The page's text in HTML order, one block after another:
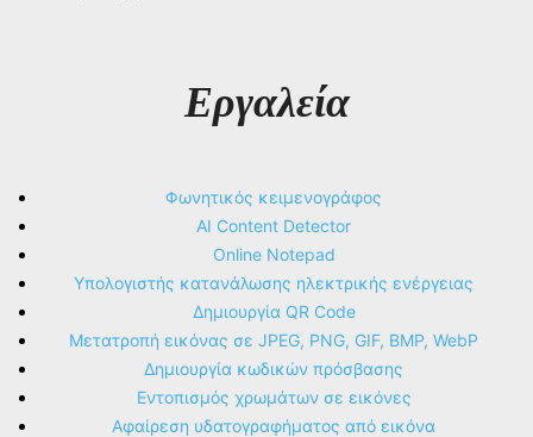
Εργαλεία
Φωνητικός κειμενογράφος
AI Content Detector
Online Notepad
Υπολογιστής κατανάλωσης ηλεκτρικής ενέργειας
Δημιουργία QR Code
Μετατροπή εικόνας σε JPEG, PNG, GIF, BMP, WebP
Δημιουργία κωδικών πρόσβασης
Εντοπισμός χρωμάτων σε εικόνες
Αφαίρεση υδατογραφήματος από εικόνα